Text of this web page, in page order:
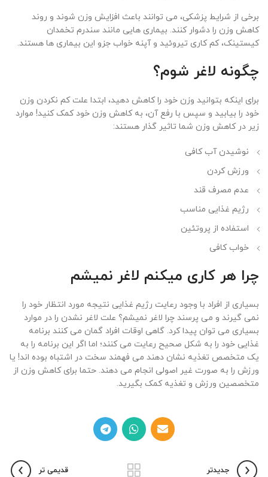
برخی از شرایط پزشکی، می توانند باعث افزایش وزن شوند و روند
کاهش وزن را دشوار کنند. بیماری هایی مانند سندرم تخمدان
کیستینک، کم کاری تیروئید و آپنه خواب جزو این بیماری ها هستند.
چگونه لاغر شوم؟
برای اینکه بتوانید وزن خود را کاهش دهید، ابتدا علت کم نکردن وزن
خود را بیابید و سپس با رفع آن، به کاهش وزن خود کمک کنید! موارد
زیر در کاهش وزن شما تاثیر گذار هستند:
نوشیدن آب کافی
ورزش کردن
عدم مصرف قند
رژیم غذایی مناسب
استفاده از پروتئین
خواب کافی
چرا هر کاری میکنم لاغر نمیشم
بسیاری از افراد با وجود رعایت رژیم غذایی نتیجه مورد انتظار خود را
نمی گیرند و می پرسند چرا لاغر نمیشم؟ علت لاغر نشدن را در موارد
بسیاری می توان پیدا کرد. گاهی اوقات افراد گمان می کنند برنامه
غذایی خود را به شکل صحیح رعایت می کنند؛ اما اگر این برنامه را به
یک متخصص تغذیه نشان دهند می فهمند سخت در اشتباه بوده اند! یا
ورزش را به صورت غیر اصولی انجام می دهند. حتما برای کاهش وزن از
متخصصین ورزش و تغذیه کمک بگیرید.
جدیدتر قدیمی تر